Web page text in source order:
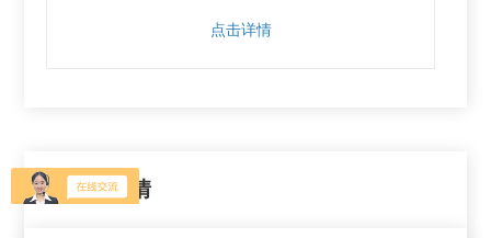
点击详情
产品详情